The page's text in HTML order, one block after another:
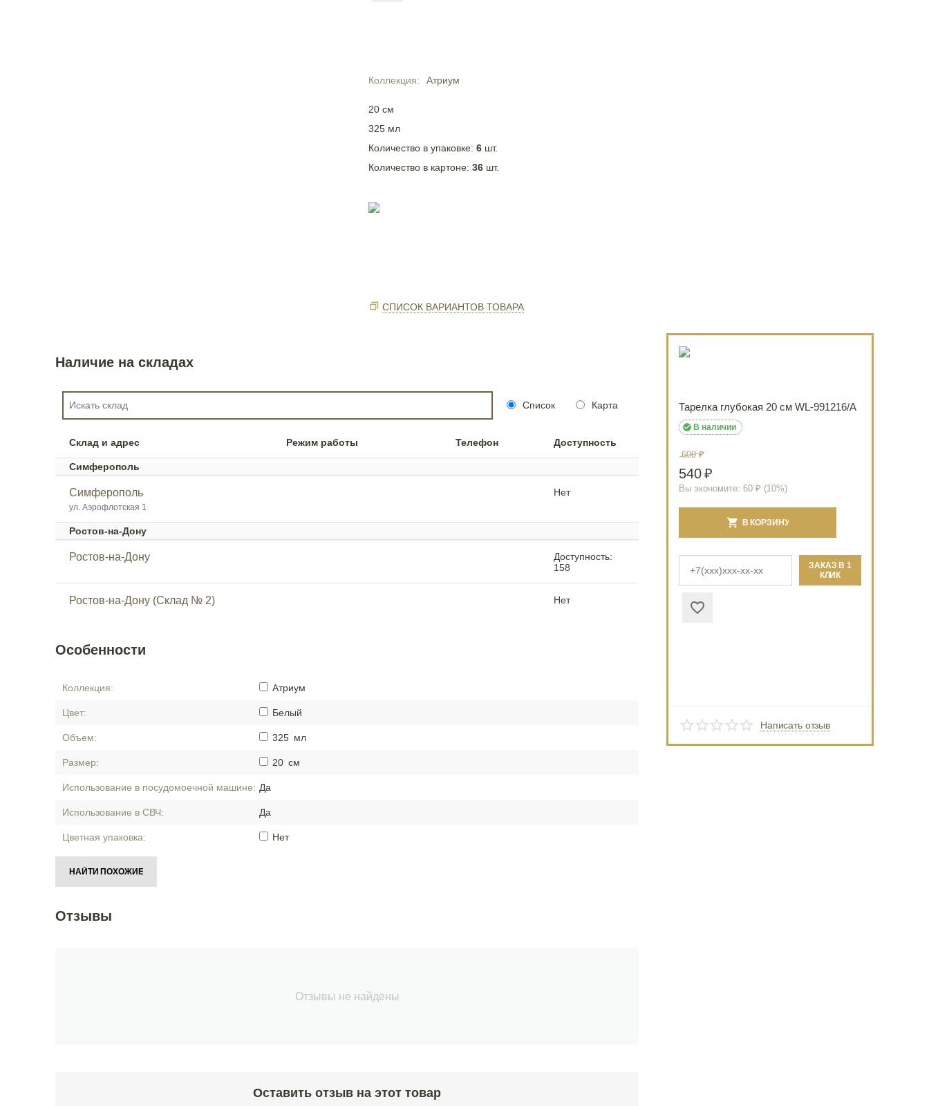
Коллекция Атриум
20 см
325 мл
Количество в упаковке:6 шт.
Количество в картоне:36 шт.
СПИСОК ВАРИАНТОВ ТОВАРА
Тарелка глубокая 20 см WL‑991216/A
В наличии

600 ₽
540₽
Вы экономите: 60 ₽ (10%)
В КОРЗИНУ
ЗАКАЗ В 1
КЛИК
Написать отзыв
Наличие на складах
Список Карта
Склад и адрес Режим работы Телефон Доступность
Симферополь
Симферополь
ул. Аэрофлотская 1
Нет
Ростов-на-Дону
Ростов-на-Дону
Доступность:
158
Ростов-на-Дону (Склад № 2) Нет
Особенности
Коллекция: Атриум
Цвет: Белый
Объем: 325 мл
Размер: 20 см
Использование в посудомоечной машине: Да
Использование в СВЧ: Да
Цветная упаковка: Нет
НАЙТИ ПОХОЖИЕ
Отзывы
Отзывы не найдены
Оставить отзыв на этот товар